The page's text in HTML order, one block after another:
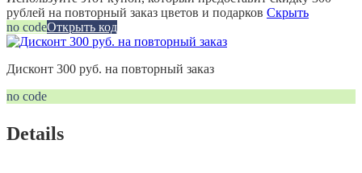
рублей на повторный заказ цветов и подарков Скрыть
no codeОткрыть код
Дисконт 300 руб. на повторный заказ
no code
Details